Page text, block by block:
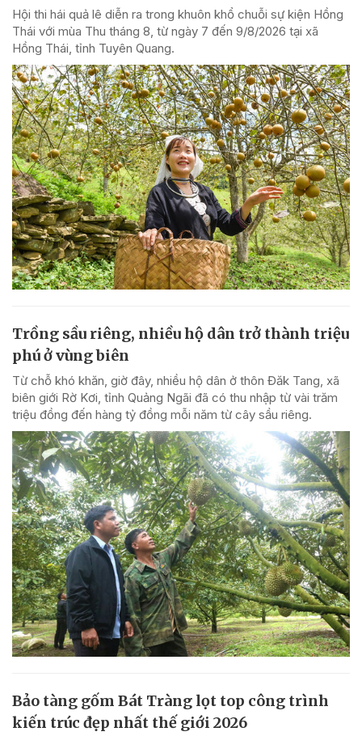
Hội thi hái quả lê diễn ra trong khuôn khổ chuỗi sự kiện Hồng
Thái với mùa Thu tháng 8, từ ngày 7 đến 9/8/2026 tại xã
Hồng Thái, tỉnh Tuyên Quang.
Trồng sầu riêng, nhiều hộ dân trở thành triệu
phú ở vùng biên
Từ chỗ khó khăn, giờ đây, nhiều hộ dân ở thôn Đăk Tang, xã
biên giới Rờ Kơi, tỉnh Quảng Ngãi đã có thu nhập từ vài trăm
triệu đồng đến hàng tỷ đồng mỗi năm từ cây sầu riêng.
Bảo tàng gốm Bát Tràng lọt top công trình
kiến trúc đẹp nhất thế giới 2026